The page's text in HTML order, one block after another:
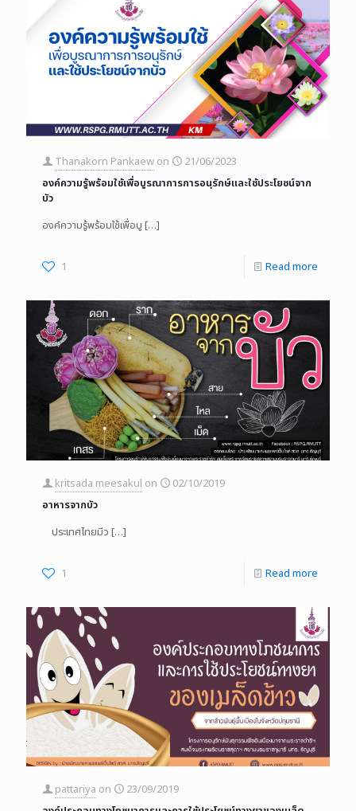
Thanakorn Pankaew on
21/06/2023
องค์ความรู้พร้อมใช้เพื่อบูรณาการการอนุรักษ์เเละใช้ประโยชน์จาก
บัว
องค์ความรู้พร้อมใช้เพื่อบู […]
1 Read more
kritsada meesakul on
02/10/2019
อาหารจากบัว
ประเทศไทยมีว […]
1 Read more
pattariya on
23/09/2019